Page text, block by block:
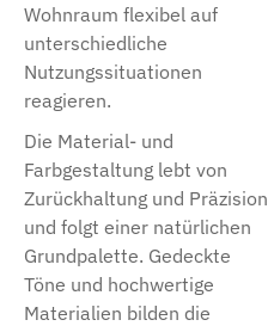
Wohnraum flexibel auf
unterschiedliche
Nutzungssituationen
reagieren.
Die Material- und
Farbgestaltung lebt von
Zurückhaltung und Präzision
und folgt einer natürlichen
Grundpalette. Gedeckte
Töne und hochwertige
Materialien bilden die